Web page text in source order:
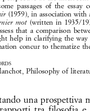
passages  of  the  essay
(1959),  in  association  with
mot
(written  in  1935/
that  a  comparison
help  in  clarifying  the
concur  to  thematize
Philosophy  of
una  prospettiva
tra  filosofia  e